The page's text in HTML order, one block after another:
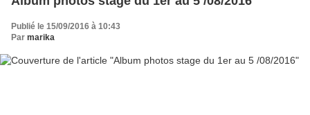
Publié le 15/09/2016 à 10:43
Par marika